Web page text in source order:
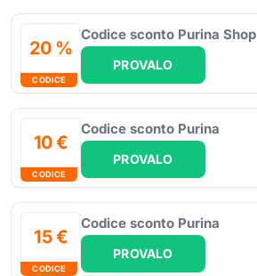
20 %
CODICE
Codice sconto Purina Shop
PROVALO
10 €
CODICE
Codice sconto Purina
PROVALO
15 €
CODICE
Codice sconto Purina
PROVALO